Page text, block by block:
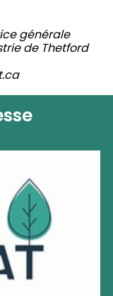
générale
de Thetford